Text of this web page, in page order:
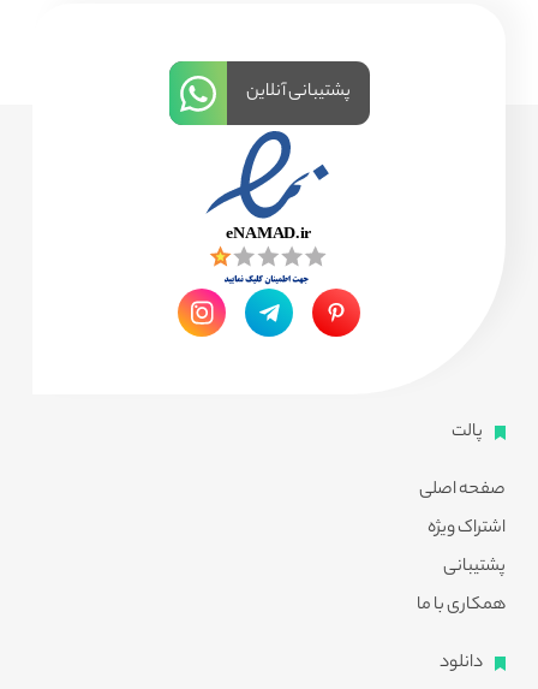
پالت
صفحه اصلی
اشتراک ویژه
پشتیبانی
همکاری با ما
دانلود
پشتیبانی آنلاین